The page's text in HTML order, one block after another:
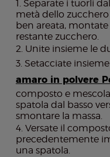
Separate i tuorli
metà dello
ben areata,
restante zucchero.
Unite insieme le
Setacciate
amaro in polvere
composto e
spatola dal basso
smontare la massa.
Versate il
precedentemente
una spatola.